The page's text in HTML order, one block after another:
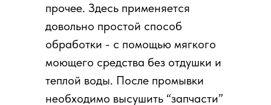
прочее. Здесь применяется
довольно простой способ
обработки - с помощью мягкого
моющего средства без отдушки и
теплой воды. После промывки
необходимо высушить “запчасти”